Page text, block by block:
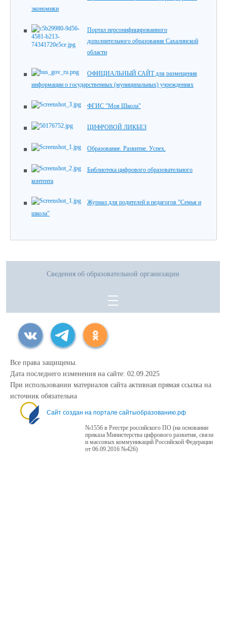
экономики
Портал персонифицированного
дополнительного образования Сахалинской
области
ОФИЦИАЛЬНЫЙ САЙТ для размещения
информации о государственных (муниципальных) учреждениях
ФГИС "Моя Школа"
ЦИФРОВОЙ ЛИКБЕЗ
Образование. Развитие. Успех.
Библиотека цифрового образовательного
контента
Журнал для родителей и педагогов "Семья и
школа"
Сведения об образовательной организации
Все права защищены.
Дата последнего изменения на сайте: 02.09.2025
При использовании материалов сайта активная прямая ссылка на
источник обязательна
Сайт создан на портале сайтыобразованию.рф
№1556 в Реестре российского ПО (на основании
приказа Министерства цифрового развития, связи
и массовых коммуникаций Российской Федерации
от 06.09.2016 №426)